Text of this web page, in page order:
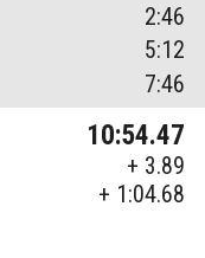
2:46
5:12
7:46
10:54.47
+ 3.89
+ 1:04.68